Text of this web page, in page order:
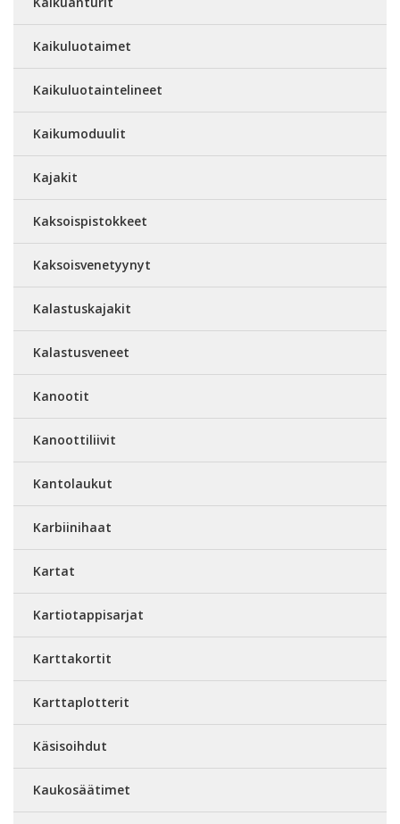
Kaikuluotaimet
Kaikuluotaintelineet
Kaikumoduulit
Kajakit
Kaksoispistokkeet
Kaksoisvenetyynyt
Kalastuskajakit
Kalastusveneet
Kanootit
Kanoottiliivit
Kantolaukut
Karbiinihaat
Kartat
Kartiotappisarjat
Karttakortit
Karttaplotterit
Käsisoihdut
Kaukosäätimet